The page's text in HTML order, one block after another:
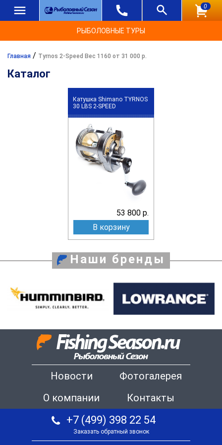
0
РЫБОЛОВНЫЕ ТУРЫ
Главная / Tyrnos 2-Speed Вес 1160 от 31 000 р.
Каталог
Катушка Shimano TYRNOS
30 LBS 2-SPEED
53 800 р.
В корзину
Наши бренды
Новости
Фотогалерея
О компании
Контакты
+7 (499) 398 22 54
Заказать обратный звонок